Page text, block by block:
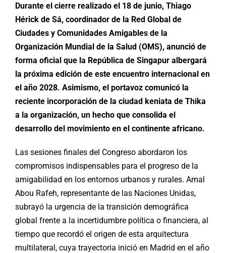
Durante el cierre realizado el 18 de junio, Thiago
Hérick de Sá, coordinador de la Red Global de
Ciudades y Comunidades Amigables de la
Organización Mundial de la Salud (OMS), anunció de
forma oficial que la República de Singapur albergará
la próxima edición de este encuentro internacional en
el año 2028. Asimismo, el portavoz comunicó la
reciente incorporación de la ciudad keniata de Thika
a la organización, un hecho que consolida el
desarrollo del movimiento en el continente africano.
Las sesiones finales del Congreso abordaron los
compromisos indispensables para el progreso de la
amigabilidad en los entornos urbanos y rurales. Amal
Abou Rafeh, representante de las Naciones Unidas,
subrayó la urgencia de la transición demográfica
global frente a la incertidumbre política o financiera, al
tiempo que recordó el origen de esta arquitectura
multilateral, cuya trayectoria inició en Madrid en el año